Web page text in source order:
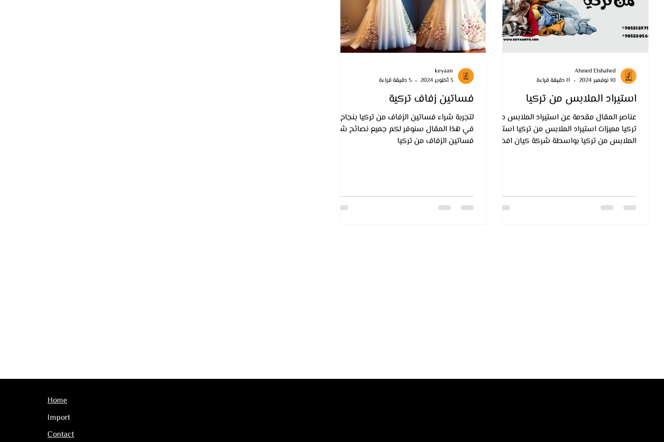
استيراد الملابس من تركيا
عناصر المقال مقدمة عن استيراد الملابس من
تركيا مميزات استيراد الملابس من تركيا استيراد
الملابس من تركيا بواسطة شركة كيان افضل
Ahmed Elshahed
10 نوفمبر 2024
11 دقيقة قراءة
فساتين زفاف تركية
لتجربة شراء فساتين الزفاف من تركيا بنجاح
في هذا المقال سنوفر لكم جميع نصائح شراء
فساتين الزفاف من تركيا
keyaan
3 أكتوبر 2024
5 دقيقة قراءة
Home
Import
Contact